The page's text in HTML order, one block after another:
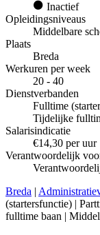
Inactief
Opleidingsniveaus
Middelbare
Plaats
Breda
Werkuren per week
20 - 40
Dienstverbanden
Fulltime
Tijdelijke
Salarisindicatie
€14,30 per uur
Verantwoordelijk
Breda |
(startersfunctie) |
fulltime baan |